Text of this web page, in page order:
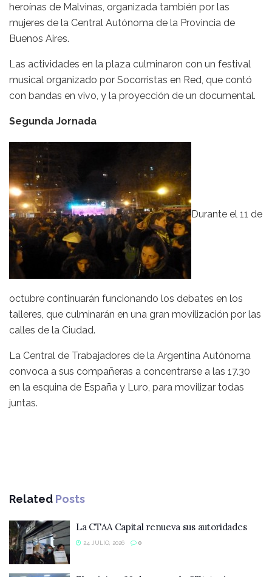
heroínas de Malvinas, organizada también por las
mujeres de la Central Autónoma de la Provincia de
Buenos Aires.
Las actividades en la plaza culminaron con un festival
musical organizado por Socorristas en Red, que contó
con bandas en vivo, y la proyección de un documental.
Segunda Jornada
Durante el 11 de
octubre continuarán funcionando los debates en los
talleres, que culminarán en una gran movilización por las
calles de la Ciudad.
La Central de Trabajadores de la Argentina Autónoma
convoca a sus compañeras a concentrarse a las 17.30
en la esquina de España y Luro, para movilizar todas
juntas.
Related Posts
La CTAA Capital renueva sus autoridades
24 JULIO, 2026 0